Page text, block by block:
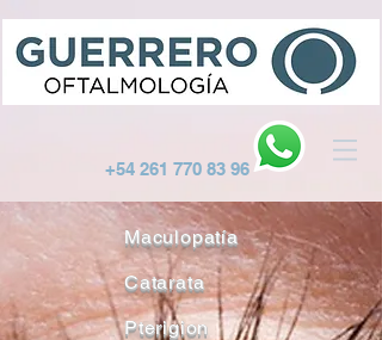
+54 261 770 83 96
Maculopatía
Catarata
Pterigion